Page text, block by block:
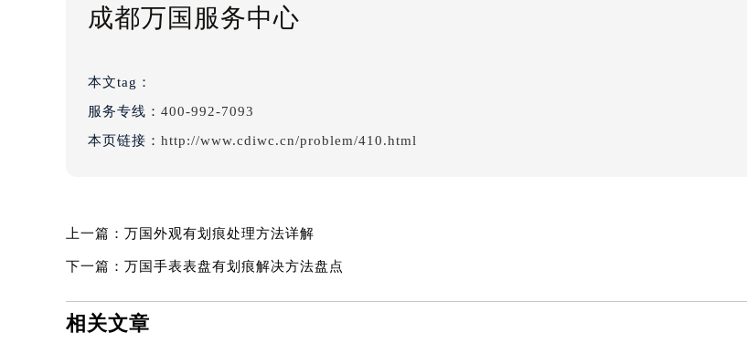
成都万国服务中心
本文tag：
服务专线： 400-992-7093
本页链接： http://www.cdiwc.cn/problem/410.html
上一篇： 万国外观有划痕处理方法详解
下一篇： 万国手表表盘有划痕解决方法盘点
相关文章